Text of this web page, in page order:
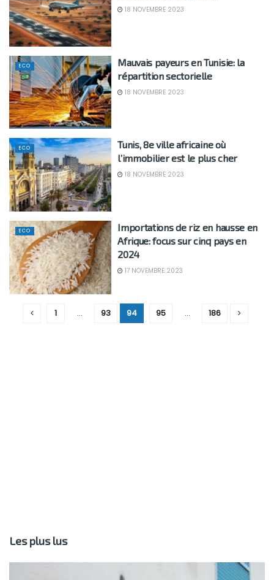
18 NOVEMBRE 2023
ECO
Mauvais payeurs en Tunisie: la
répartition sectorielle
18 NOVEMBRE 2023
ECO
Tunis, 8e ville africaine où
l’immobilier est le plus cher
18 NOVEMBRE 2023
ECO
Importations de riz en hausse en
Afrique: focus sur cinq pays en
2024
17 NOVEMBRE 2023
1 … 93 94 95 … 186
Les plus lus